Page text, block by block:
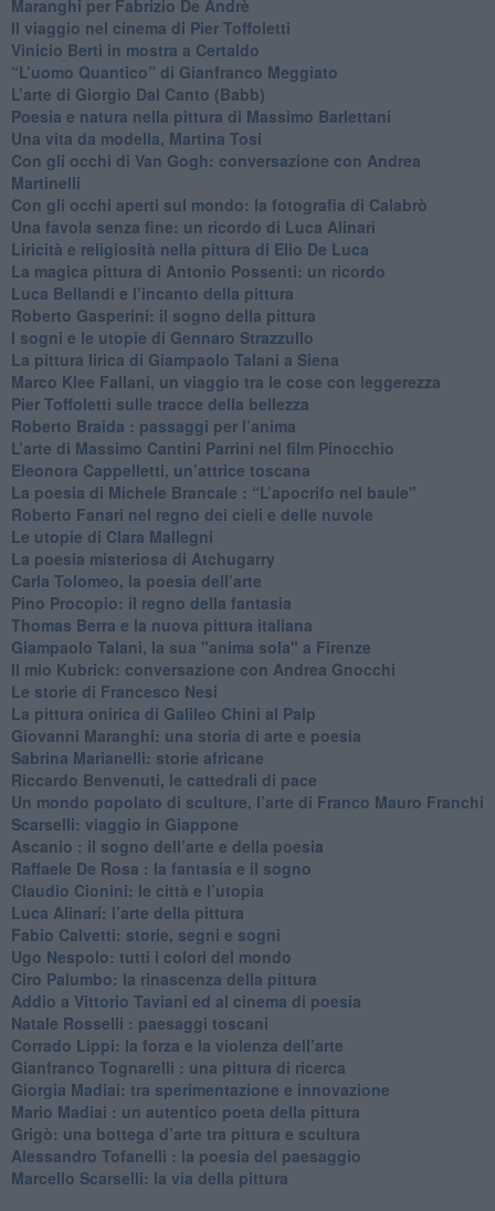
Maranghi per Fabrizio De Andrè
​Il viaggio nel cinema di Pier Toffoletti
Vinicio Berti in mostra a Certaldo
“L’uomo Quantico” di Gianfranco Meggiato
​L’arte di Giorgio Dal Canto (Babb)
Poesia e natura nella pittura di Massimo Barlettani
Una vita da modella, Martina Tosi
​Con gli occhi di Van Gogh: conversazione con Andrea
Martinelli
​Con gli occhi aperti sul mondo: la fotografia di Calabrò
Una favola senza fine: un ricordo di Luca Alinari
Liricità e religiosità nella pittura di Elio De Luca
La magica pittura di Antonio Possenti: un ricordo
Luca Bellandi e l’incanto della pittura
​Roberto Gasperini: il sogno della pittura
I sogni e le utopie di Gennaro Strazzullo
La pittura lirica di Giampaolo Talani a Siena
​Marco Klee Fallani, un viaggio tra le cose con leggerezza
​Pier Toffoletti sulle tracce della bellezza
​Roberto Braida : passaggi per l’anima
​L’arte di Massimo Cantini Parrini nel film Pinocchio
Eleonora Cappelletti, un’attrice toscana
​La poesia di Michele Brancale : “L’apocrifo nel baule"
Roberto Fanari nel regno dei cieli e delle nuvole
Le utopie di Clara Mallegni
​La poesia misteriosa di Atchugarry
Carla Tolomeo, la poesia dell’arte
Pino Procopio: il regno della fantasia
Thomas Berra e la nuova pittura italiana
Giampaolo Talani, la sua "anima sola" a Firenze
Il mio Kubrick: conversazione con Andrea Gnocchi
Le storie di Francesco Nesi
​La pittura onirica di Galileo Chini al Palp
​Giovanni Maranghi: una storia di arte e poesia
Sabrina Marianelli: storie africane
​Riccardo Benvenuti, le cattedrali di pace
​Un mondo popolato di sculture, l’arte di Franco Mauro Franchi
​Scarselli: viaggio in Giappone
​Ascanio : il sogno dell’arte e della poesia
Raffaele De Rosa : la fantasia e il sogno
​Claudio Cionini: le città e l’utopia
Luca Alinari: l’arte della pittura
​Fabio Calvetti: storie, segni e sogni
Ugo Nespolo: tutti i colori del mondo
​Ciro Palumbo: la rinascenza della pittura
​Addio a Vittorio Taviani ed al cinema di poesia
​Natale Rosselli : paesaggi toscani
​Corrado Lippi: la forza e la violenza dell’arte
Gianfranco Tognarelli : una pittura di ricerca
Giorgia Madiai: tra sperimentazione e innovazione
Mario Madiai : un autentico poeta della pittura
Grigò: una bottega d’arte tra pittura e scultura
Alessandro Tofanelli : la poesia del paesaggio
​Marcello Scarselli: la via della pittura